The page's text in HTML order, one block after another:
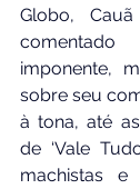
Globo,
imponente,
sobre seu
à tona, até
de ‘Vale
machistas e